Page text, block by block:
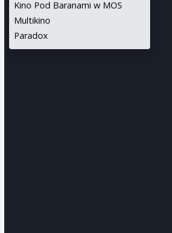
Kino Pod Baranami w MOS
Multikino
Paradox